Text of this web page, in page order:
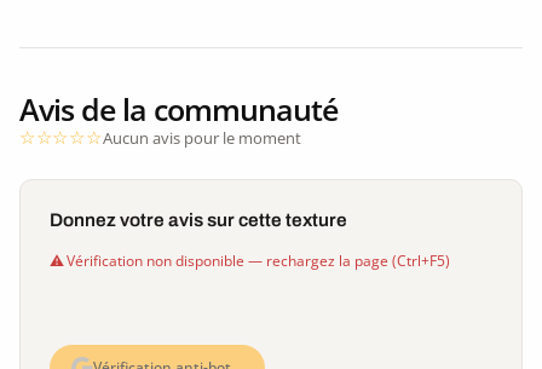
Avis de la communauté
Aucun avis pour le moment
Donnez votre avis sur cette texture
Vérification non disponible — rechargez la page (Ctrl+F5)